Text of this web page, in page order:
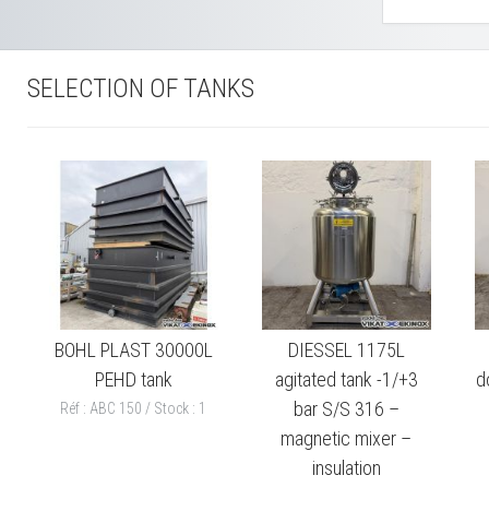
SELECTION OF TANKS
BOHL PLAST 30000L
PEHD tank
Réf : ABC 150 / Stock : 1
DIESSEL 1175L
agitated tank -1/+3
bar S/S 316 –
magnetic mixer –
insulation